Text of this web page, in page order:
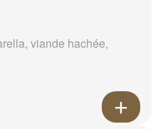
viande hachée,